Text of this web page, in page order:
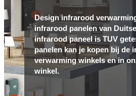
Design infrarood
infrarood panelen van
infrarood paneel is TUV
panelen kan je kopen bij de
verwarming winkels en in
winkel.